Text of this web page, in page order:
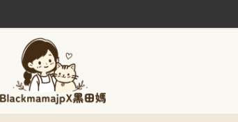
至
容